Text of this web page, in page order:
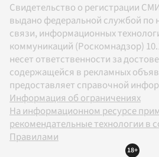
Свидетельство о регистрации
выдано федеральной службой по
связи, информационных
коммуникаций (Роскомнадзор)
несет ответственности за
содержащейся в рекламных
предоставляет справочной
Информация об ограничениях
На информационном ресурсе
рекомендательные технологии в
Правилами
18+